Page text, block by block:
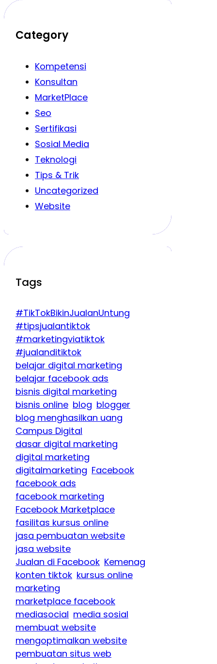
Category
Kompetensi
Konsultan
MarketPlace
Seo
Sertifikasi
Sosial Media
Teknologi
Tips & Trik
Uncategorized
Website
Tags
#TikTokBikinJualanUntung
#tipsjualantiktok
#marketingviatiktok
#jualanditiktok
belajar digital marketing
belajar facebook ads
bisnis digital marketing
bisnis online blog blogger
blog menghasilkan uang
Campus Digital
dasar digital marketing
digital marketing
digitalmarketing Facebook
facebook ads
facebook marketing
Facebook Marketplace
fasilitas kursus online
jasa pembuatan website
jasa website
Jualan di Facebook Kemenag
konten tiktok kursus online
marketing
marketplace facebook
mediasocial media sosial
membuat website
mengoptimalkan website
pembuatan situs web